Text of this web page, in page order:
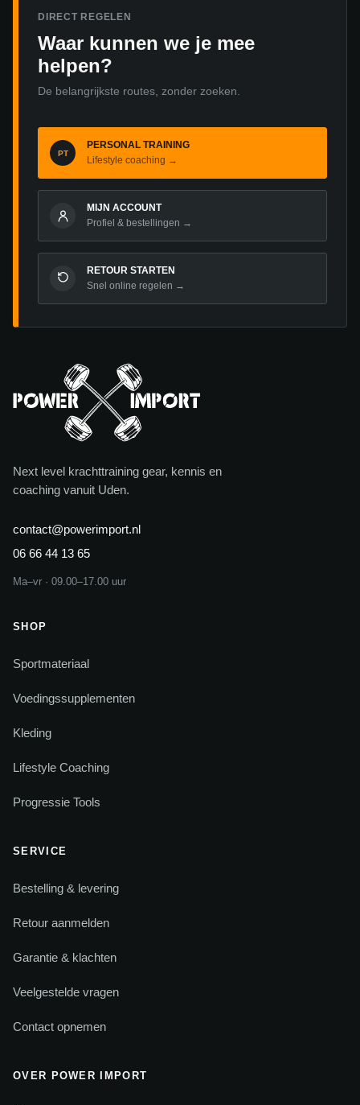
DIRECT REGELEN
Waar kunnen we je mee
helpen?
De belangrijkste routes, zonder zoeken.
PT
PERSONAL TRAINING
Lifestyle coaching →
MIJN ACCOUNT
Profiel & bestellingen →
RETOUR STARTEN
Snel online regelen →
Next level krachttraining gear, kennis en
coaching vanuit Uden.
contact@powerimport.nl
06 66 44 13 65
Ma–vr · 09.00–17.00 uur
SHOP
Sportmateriaal
Voedingssupplementen
Kleding
Lifestyle Coaching
Progressie Tools
SERVICE
Bestelling & levering
Retour aanmelden
Garantie & klachten
Veelgestelde vragen
Contact opnemen
OVER POWER IMPORT